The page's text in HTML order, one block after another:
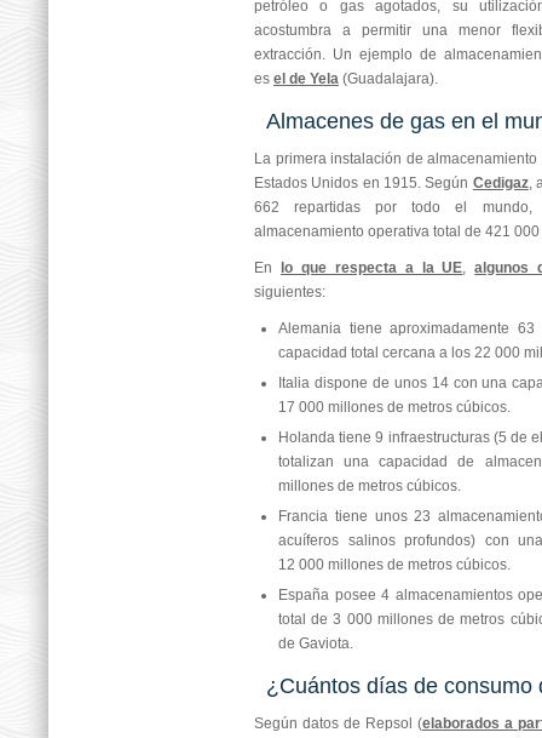
petróleo o gas agotados, su
acostumbra a permitir una menor
extracción. Un ejemplo de
es el de Yela (Guadalajara).
Almacenes de gas en el
La primera instalación de
Estados Unidos en 1915. Según Cedigaz,
662 repartidas por todo el
almacenamiento operativa total de 421
En lo que respecta a la UE,algunos
siguientes:
Alemania tiene aproximadamente
capacidad total cercana a los 22 000
Italia dispone de unos 14 con una
17 000 millones de metros cúbicos.
Holanda tiene 9 infraestructuras (5 de
totalizan una capacidad de
millones de metros cúbicos.
Francia tiene unos 23
acuíferos salinos profundos) con
12 000 millones de metros cúbicos.
España posee 4 almacenamientos
total de 3 000 millones de metros
de Gaviota.
¿Cuántos días de consumo
Según datos de Repsol (elaborados a